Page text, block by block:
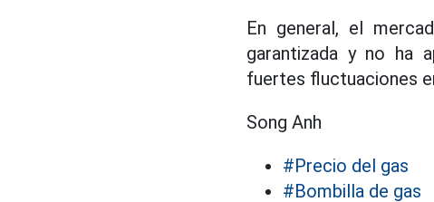
En general, el
garantizada y no ha
fuertes fluctuaciones
Song Anh
#Precio del gas
#Bombilla de gas